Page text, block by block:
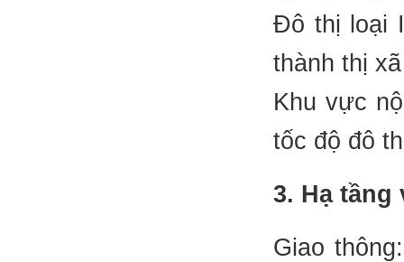
Đô thị loại
thành thị
Khu vực
tốc độ đô
3. Hạ tầng
Giao